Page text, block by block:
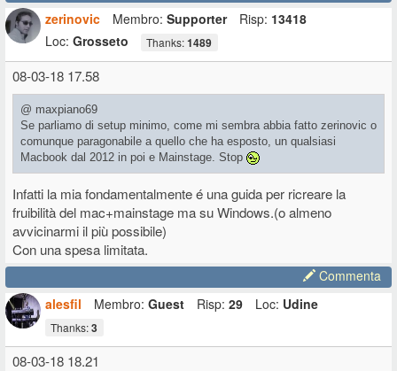
zerinovic
Membro: Supporter Risp: 13418
Loc: Grosseto Thanks:1489
08-03-18 17.58
@ maxpiano69
Se parliamo di setup minimo, come mi sembra abbia fatto zerinovic o
comunque paragonabile a quello che ha esposto, un qualsiasi
Macbook dal 2012 in poi e Mainstage. Stop
Infatti la mia fondamentalmente é una guida per ricreare la
fruibilità del mac+mainstage ma su Windows.(o almeno
avvicinarmi il più possibile)
Con una spesa limitata.
Commenta
alesfil
Membro: Guest Risp: 29 Loc: Udine
Thanks:3
08-03-18 18.21